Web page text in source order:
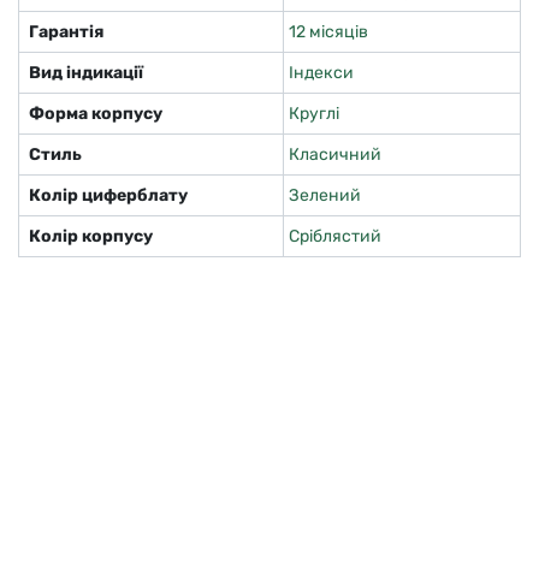
Гарантія
12 місяців
Вид індикації
Індекси
Форма корпусу
Круглі
Стиль
Класичний
Колір циферблату
Зелений
Колір корпусу
Сріблястий